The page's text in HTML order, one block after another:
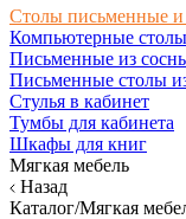
Столы письменные
Компьютерные столы
Письменные из
Письменные столы
Стулья в кабинет
Тумбы для кабинета
Шкафы для книг
Мягкая мебель
Назад
Каталог/Мягкая